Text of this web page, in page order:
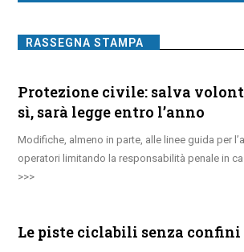
RASSEGNA STAMPA
Protezione civile: salva
sì, sarà legge entro l’anno
Modifiche, almeno in parte, alle linee guida per
operatori limitando la responsabilità penale in
Le piste ciclabili senza confini